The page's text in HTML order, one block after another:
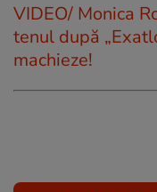
VIDEO/ Monica
tenul după
machieze!